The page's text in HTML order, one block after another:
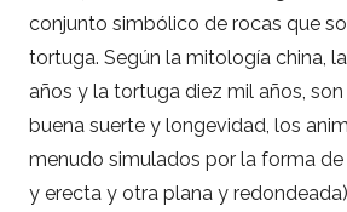
conjunto simbólico de rocas que
tortuga. Según la mitología china,
años y la tortuga diez mil años,
buena suerte y longevidad, los
menudo simulados por la forma de
y erecta y otra plana y